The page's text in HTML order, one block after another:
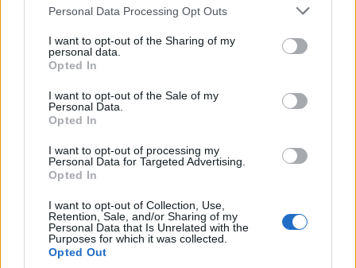
Please note that this website/app uses one or more Google
not limited to your visit or usage behaviour. You may click to
grant or deny consent to Google and its third-party tags to
use your data for below specified purposes in below Google
consent section.
Personal Data Processing Opt Outs
I want to opt-out of the Sharing of my
personal data.
Opted In
I want to opt-out of the Sale of my
Personal Data.
Opted In
I want to opt-out of processing my
Personal Data for Targeted Advertising.
Opted In
I want to opt-out of Collection, Use,
Retention, Sale, and/or Sharing of my
Personal Data that Is Unrelated with the
Purposes for which it was collected.
Opted Out
Sigue leyendo